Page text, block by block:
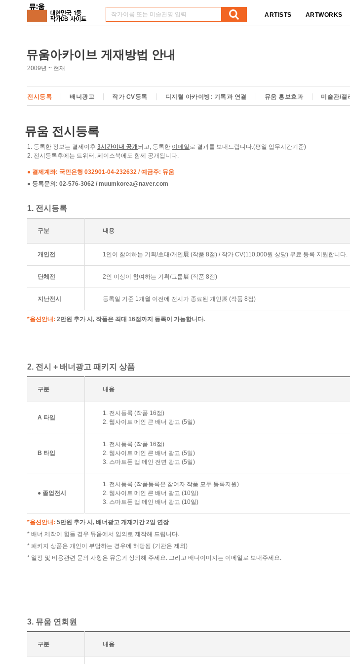
ARTISTS ARTWORKS
뮤움아카이브 게재방법 안내
2009년 ~ 현재
전시등록 배너광고 작가 CV등록 디지털 아카이빙: 기록과 연결 뮤움 홍보효과 미술관/갤
뮤움 전시등록
1. 등록한 정보는 결제이후 3시간이내 공개 되고, 등록한 이메일 로 결과를 보내드립니다.(평일 업무시간기준)
2. 전시등록후에는 트위터, 페이스북에도 함께 공개됩니다.
● 결제계좌: 국민은행 032901-04-232632 / 예금주: 뮤움
● 등록문의: 02-576-3062 / muumkorea@naver.com
1. 전시등록
구분 내용
개인전 1인이 참여하는 기획/초대/개인展 (작품 8점) / 작가 CV(110,000원 상당) 무료 등록 지원합니다.
단체전 2인 이상이 참여하는 기획/그룹展 (작품 8점)
지난전시 등록일 기준 1개월 이전에 전시가 종료된 개인展 (작품 8점)
*옵션안내: 2만원 추가 시, 작품은 최대 16점까지 등록이 가능합니다.
2. 전시 + 배너광고 패키지 상품
구분 내용
A 타입
1. 전시등록 (작품 16점)
2. 웹사이트 메인 큰 배너 광고 (5일)
B 타입
1. 전시등록 (작품 16점)
2. 웹사이트 메인 큰 배너 광고 (5일)
3. 스마트폰 앱 메인 전면 광고 (5일)
● 졸업전시
1. 전시등록 (작품등록은 참여자 작품 모두 등록지원)
2. 웹사이트 메인 큰 배너 광고 (10일)
3. 스마트폰 앱 메인 배너 광고 (10일)
*옵션안내: 5만원 추가 시, 배너광고 개재기간 2일 연장
* 배너 제작이 힘들 경우 뮤움에서 임의로 제작해 드립니다.
* 패키지 상품은 개인이 부담하는 경우에 해당됨 (기관은 제외)
* 일정 및 비용관련 문의 사항은 뮤움과 상의해 주세요. 그리고 배너이미지는 이메일로 보내주세요.
3. 뮤움 연회원
구분 내용